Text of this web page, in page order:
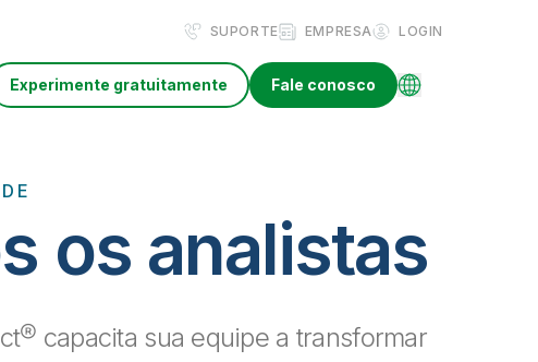
SUPORTE EMPRESA LOGIN
Experimente gratuitamente Fale conosco
os analistas
capacita sua equipe a transformar